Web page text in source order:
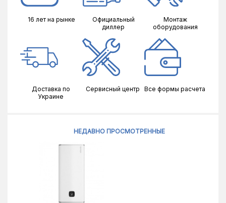
16 лет на рынке
Официальный
диллер
Монтаж
оборудования
Доставка по
Украине
Сервисный центр Все формы расчета
НЕДАВНО ПРОСМОТРЕННЫЕ